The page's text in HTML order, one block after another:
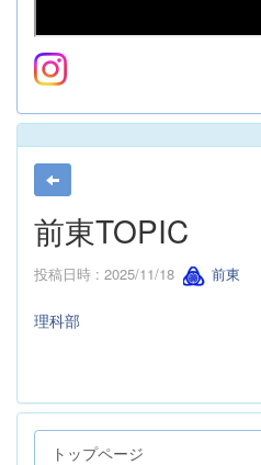
前東TOPIC
投稿日時 : 2025/11/18 前東
理科部
トップページ